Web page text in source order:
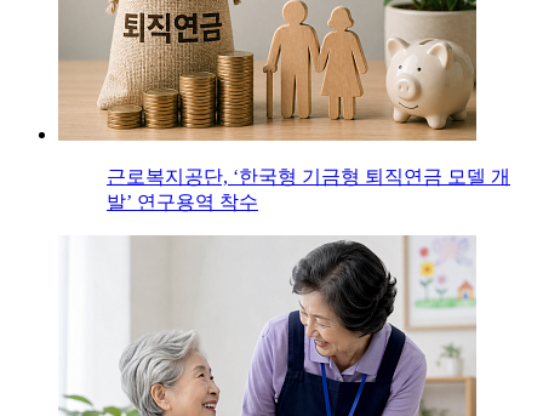
근로복지공단, ‘한국형 기금형 퇴직연금 모델 개
발’ 연구용역 착수